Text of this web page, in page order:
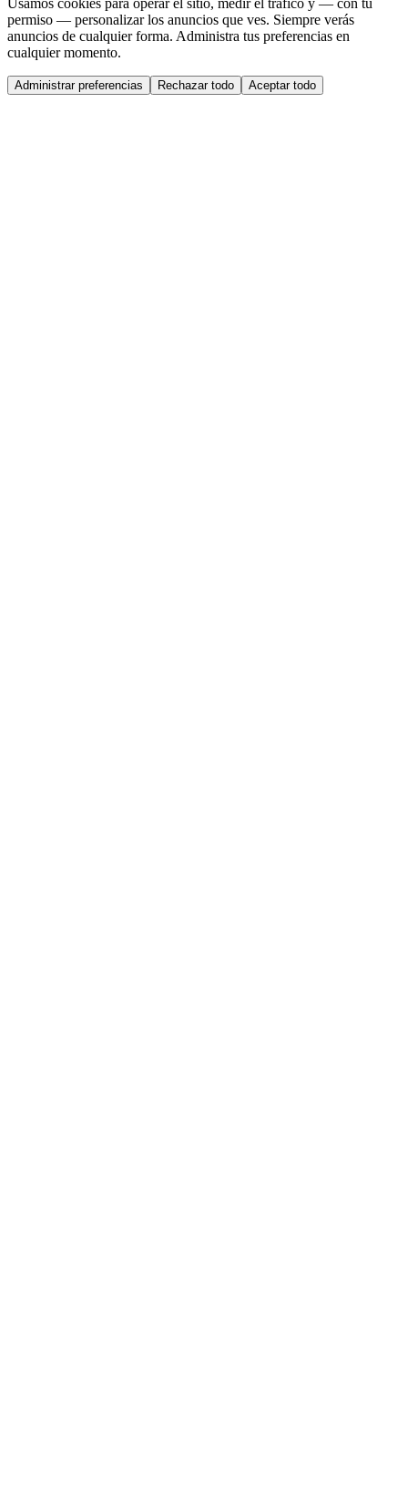
permiso — personalizar los anuncios que ves. Siempre verás
anuncios de cualquier forma. Administra tus preferencias en
cualquier momento.
Administrar preferencias Rechazar todo Aceptar todo